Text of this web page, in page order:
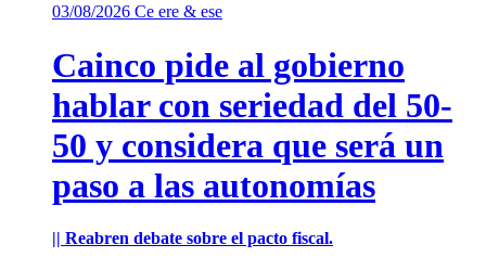
03/08/2026 Ce ere & ese
Cainco pide al gobierno
hablar con seriedad del 50-
50 y considera que será un
paso a las autonomías
|| Reabren debate sobre el pacto fiscal.